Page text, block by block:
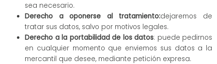
sea necesario.
Derecho a oponerse al tratamiento:dejaremos de
tratar sus datos, salvo por motivos legales.
Derecho a la portabilidad de los datos: puede pedirnos
en cualquier momento que enviemos sus datos a la
mercantil que desee, mediante petición expresa.